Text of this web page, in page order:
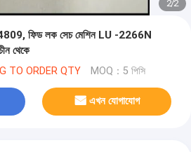
2/2
ফিড লক সেচ মেশিন LU -2266N
থেকে
TO ORDER QTY MOQ：5 পিসি
এখন যোগাযোগ